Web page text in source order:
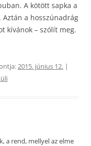
A kötött sapka a
Aztán a hosszúnadrág
kívánok – szólít meg.
2015. június 12. |
a rend, mellyel az elme